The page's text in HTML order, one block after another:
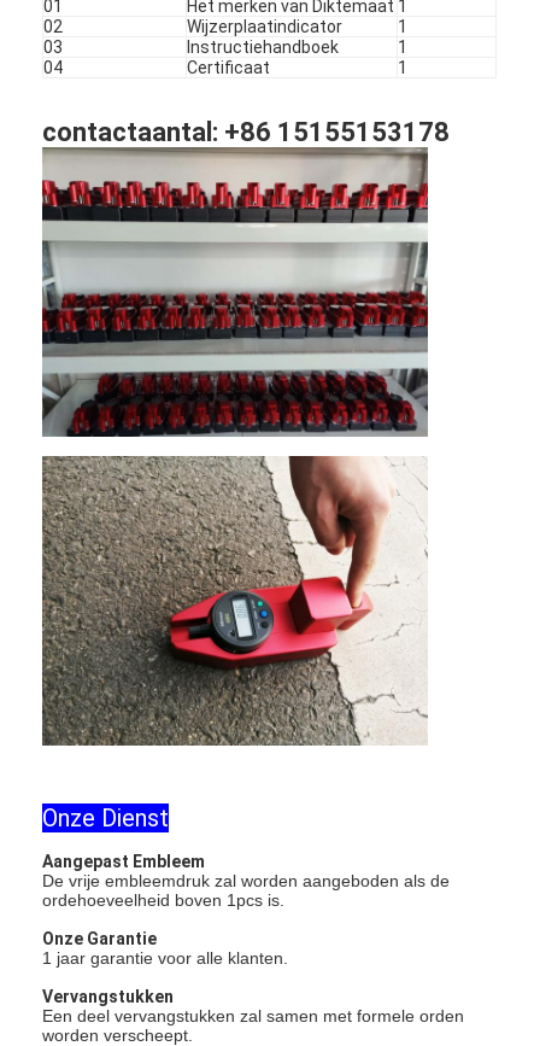
Thuis
Producten
VR -show
Fabriekstour
Kwaliteitscontrole
Neem contact met ons op
Nieuws
01
Het merken van Diktemaat 1
02
Wijzerplaatindicator
1
03
Instructiehandboek
1
04
Certificaat 1
contactaantal: +86 15155153178
Onze Dienst
Aangepast Embleem
De vrije embleemdruk zal worden aangeboden als de
ordehoeveelheid boven 1pcs is.
Onze Garantie
1 jaar garantie voor alle klanten.
Vervangstukken
Een deel vervangstukken zal samen met formele orden
worden verscheept.